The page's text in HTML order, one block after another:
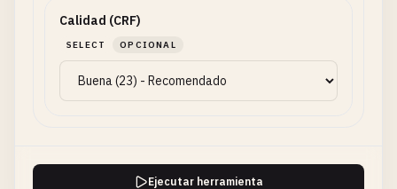
Calidad (CRF)
SELECT OPCIONAL
Ejecutar herramienta